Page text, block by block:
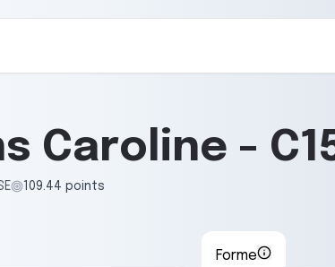
Caroline -
109.44 points
Forme